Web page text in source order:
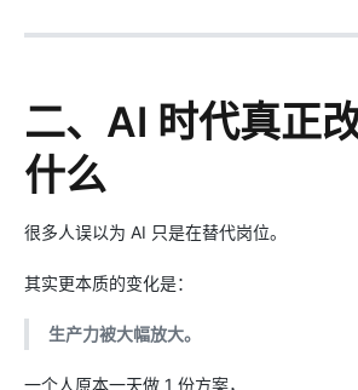
二、AI 时代真正
什么
很多人误以为 AI 只是在替代岗位。
其实更本质的变化是：
生产力被大幅放大。
一个人原本一天做 1 份方案，